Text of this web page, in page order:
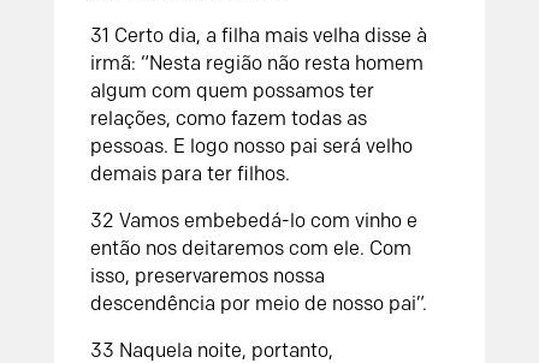
31 Certo dia, a filha mais velha disse à
irmã: “Nesta região não resta homem
algum com quem possamos ter
relações, como fazem todas as
pessoas. E logo nosso pai será velho
demais para ter filhos.
32 Vamos embebedá-lo com vinho e
então nos deitaremos com ele. Com
isso, preservaremos nossa
descendência por meio de nosso pai”.
33 Naquela noite, portanto,